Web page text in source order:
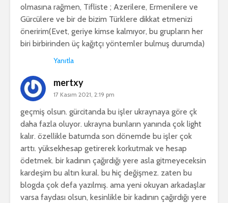
olmasına rağmen, Tifliste ; Azerilere, Ermenilere ve
Gürcülere ve bir de bizim Türklere dikkat etmenizi
öneririm(Evet, geriye kimse kalmıyor, bu grupların her
biri birbirinden üç kağıtçı yöntemler bulmuş durumda)
Yanıtla
mertxy
17 Kasım 2021, 2:19 pm
geçmiş olsun. gürcitanda bu işler ukraynaya göre çk
daha fazla oluyor. ukrayna bunların yanında çok light
kalır. özellikle batumda son dönemde bu işler çok
arttı. yüksekhesap getirerek korkutmak ve hesap
ödetmek. bir kadının çağırdığı yere asla gitmeyeceksin
kardeşim bu altın kural. bu hiç değişmez. zaten bu
blogda çok defa yazılmış. ama yeni okuyan arkadaşlar
varsa faydası olsun, kesinlikle bir kadının çağırdığı yere